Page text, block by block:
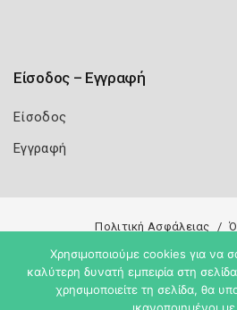
Είσοδος – Εγγραφή
Είσοδος
Εγγραφή
Πολιτική Ασφάλειας
Copyright 2026
Χρησιμοποιούμε cookies για να
καλύτερη δυνατή εμπειρία στη
χρησιμοποιείτε τη σελίδα, θα